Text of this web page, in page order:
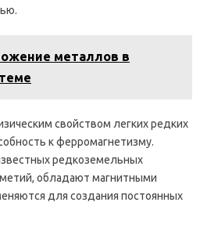
металлов в
свойством легких редких
к ферромагнетизму.
редкоземельных
обладают магнитными
для создания постоянных